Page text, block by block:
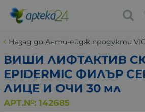
Назад до Анти-ейдж продукти
ВИШИ ЛИФТАКТИВ
EPIDERMIC ФИЛЪР
ЛИЦЕ И ОЧИ 30 мл
АРТ.№: 142685